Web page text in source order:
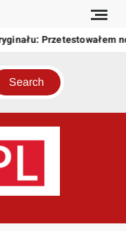
Przetestowałem
świat